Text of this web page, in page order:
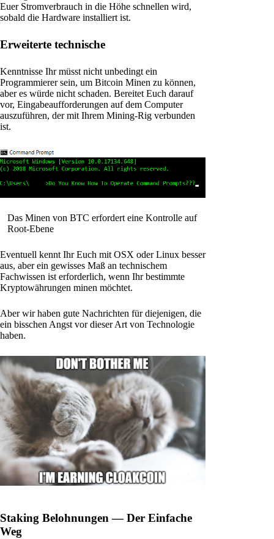
Euer Stromverbrauch in die Höhe schnellen wird,
sobald die Hardware installiert ist.
Erweiterte technische
Kenntnisse Ihr müsst nicht unbedingt ein
Programmierer sein, um Bitcoin Minen zu können,
aber es würde nicht schaden. Bereitet Euch darauf
vor, Eingabeaufforderungen auf dem Computer
auszuführen, der mit Ihrem Mining-Rig verbunden
ist.
Das Minen von BTC erfordert eine Kontrolle auf
Root-Ebene
Eventuell kennt Ihr Euch mit OSX oder Linux besser
aus, aber ein gewisses Maß an technischem
Fachwissen ist erforderlich, wenn Ihr bestimmte
Kryptowährungen minen möchtet.
Aber wir haben gute Nachrichten für diejenigen, die
ein bisschen Angst vor dieser Art von Technologie
haben.
Staking Belohnungen — Der Einfache
Weg